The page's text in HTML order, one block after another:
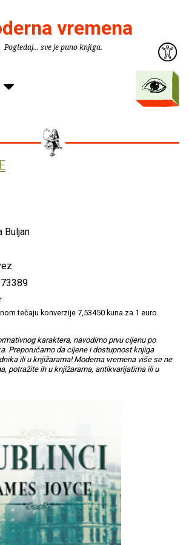
vremena
Pogledaj... sve je puno knjiga.
Buljan
tečaju konverzije 7,53450 kuna za 1 euro
karaktera, navodimo prvu cijenu po
Preporučamo da cijene i dostupnost knjiga
ili u knjižarama! Moderna vremena više se ne
potražite ih u knjižarama, antikvarijatima ili u